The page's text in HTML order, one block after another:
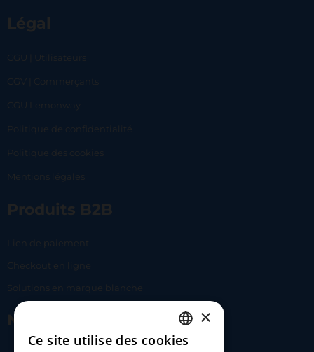
Légal
CGU | Utilisateurs
CGV | Commerçants
CGU Lemonway
Politique de confidentialité
Politique des cookies
Mentions légales
Produits B2B
Lien de paiement
Checkout en ligne
Solutions en marque blanche
Nous contacter
FRENCH
×
Ce site utilise des cookies